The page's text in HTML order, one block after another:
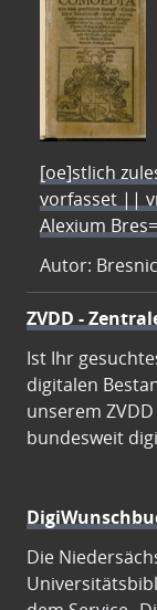
[oe]stlich
vorfasset ||
Alexium
Autor:
ZVDD -
Ist Ihr
digitalen
unserem
bundesweit
Die